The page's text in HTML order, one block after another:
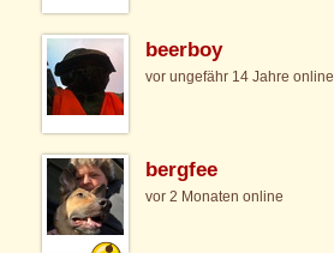
beerboy
vor ungefähr 14 Jahre online
bergfee
vor 2 Monaten online